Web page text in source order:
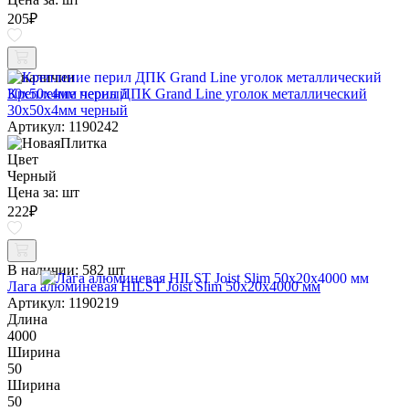
205₽
В наличии
Крепление перил ДПК Grand Line уголок металлический
30х50х4мм черный
Артикул: 1190242
Цвет
Черный
Цена за: шт
222₽
В наличии: 582 шт
Лага алюминевая HILST Joist Slim 50х20х4000 мм
Артикул: 1190219
Длина
4000
Ширина
50
Ширина
50